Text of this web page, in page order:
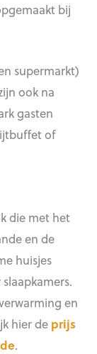
bij
supermarkt)
ook na
gasten
of
die met het
en de
huisjes
en
hier de prijs
.